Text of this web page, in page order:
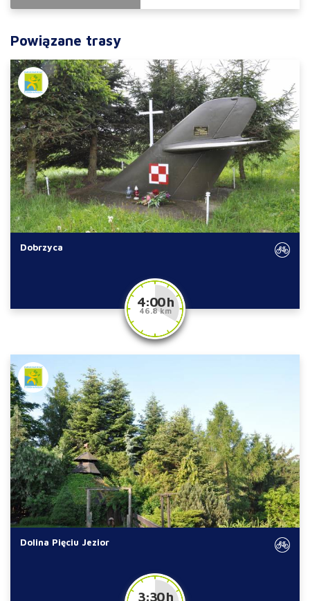
Powiązane trasy
Dobrzyca
4:00 h
46.8 km
Dolina Pięciu Jezior
3:30 h